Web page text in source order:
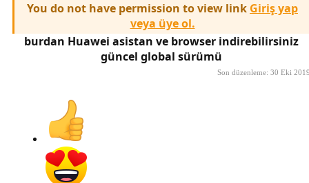
You do not have permission to view link Giriş yap
veya üye ol.
burdan Huawei asistan ve browser indirebilirsiniz
güncel global sürümü
Son düzenleme: 30 Eki